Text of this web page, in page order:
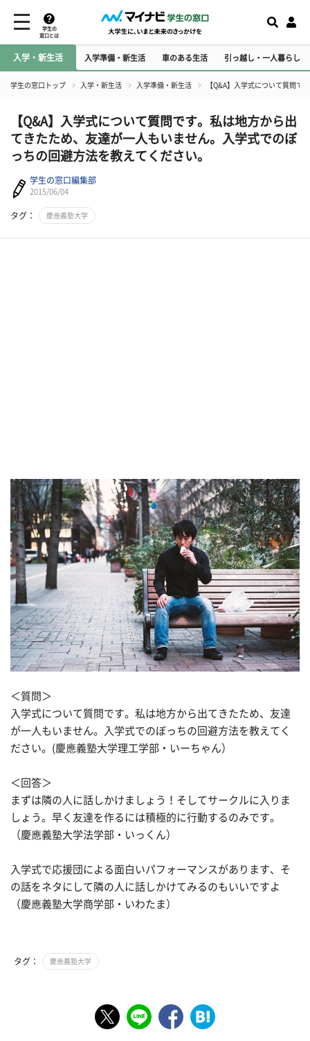
学生の
窓口とは
入学・新生活 入学準備・新生活 車のある生活 引っ越し・一人暮らし
学生の窓口トップ 入学・新生活 入学準備・新生活 【Q&A】入学式について質問で
【Q&A】入学式について質問です。私は地方から出
てきたため、友達が一人もいません。入学式でのぼ
っちの回避方法を教えてください。
学生の窓口編集部
2015/06/04
タグ： 慶應義塾大学
＜質問＞
入学式について質問です。私は地方から出てきたため、友達
が一人もいません。入学式でのぼっちの回避方法を教えてく
ださい。(慶應義塾大学理工学部・いーちゃん）
＜回答＞
まずは隣の人に話しかけましょう！そしてサークルに入りま
しょう。早く友達を作るには積極的に行動するのみです。
（慶應義塾大学法学部・いっくん）
入学式で応援団による面白いパフォーマンスがあります、そ
の話をネタにして隣の人に話しかけてみるのもいいですよ
（慶應義塾大学商学部・いわたま）
タグ： 慶應義塾大学